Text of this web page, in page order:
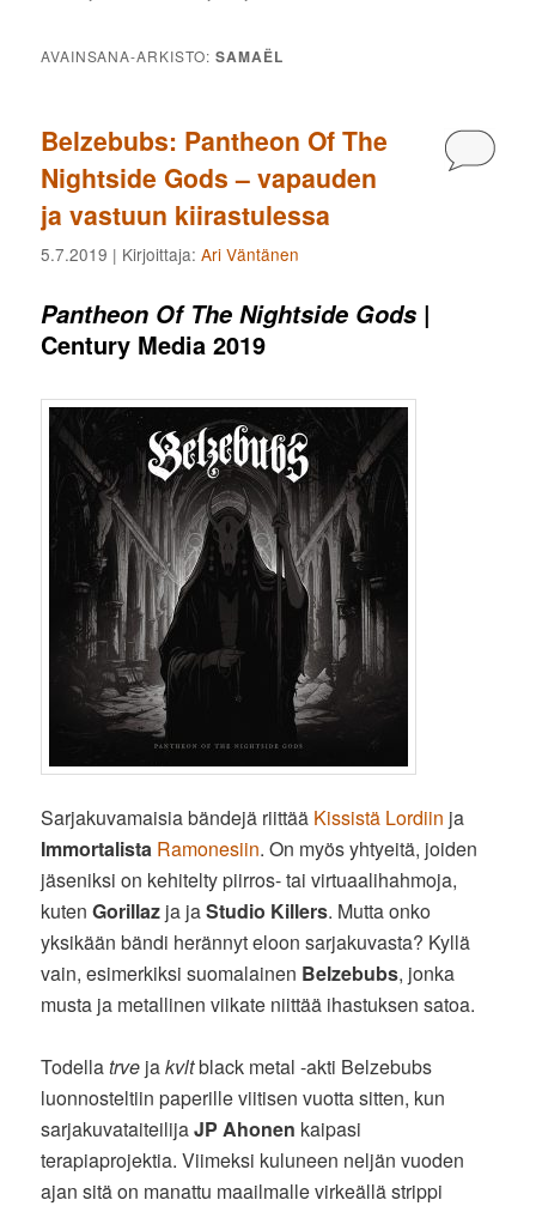
AVAINSANA-ARKISTO:SAMAËL
Belzebubs: Pantheon Of The
Nightside Gods – vapauden
ja vastuun kiirastulessa
5.7.2019 | Kirjoittaja:Ari Väntänen
Pantheon Of The Nightside Gods |
Century Media 2019
Sarjakuvamaisia bändejä riittää Kissistä Lordiin ja
Immortalista Ramonesiin. On myös yhtyeitä, joiden
jäseniksi on kehitelty piirros- tai virtuaalihahmoja,
kutenGorillaz ja jaStudio Killers. Mutta onko
yksikään bändi herännyt eloon sarjakuvasta? Kyllä
vain, esimerkiksi suomalainen Belzebubs, jonka
musta ja metallinen viikate niittää ihastuksen satoa.
Todellatrve jakvltblack metal -akti Belzebubs
luonnosteltiin paperille viitisen vuotta sitten, kun
sarjakuvataiteilijaJP Ahonen kaipasi
terapiaprojektia. Viimeksi kuluneen neljän vuoden
ajan sitä on manattu maailmalle virkeällä strippi